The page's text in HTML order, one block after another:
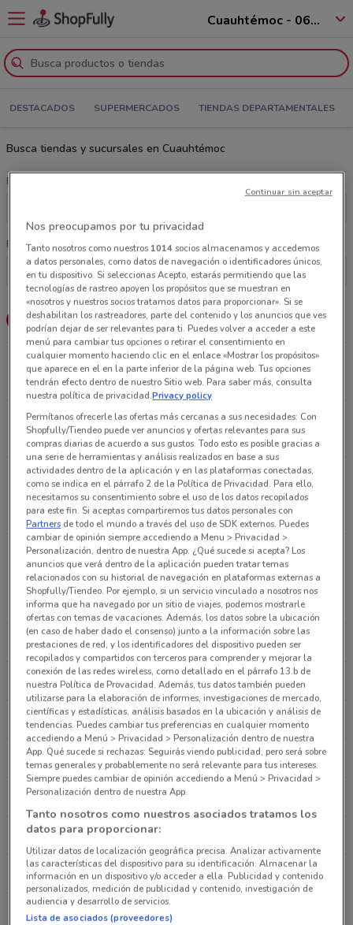
Cuauhtémoc - 06880
DESTACADOS SUPERMERCADOS TIENDAS DEPARTAMENTALES
Busca tiendas y sucursales en Cuauhtémoc
Elige una categoría
Busca una cadena
Lista Mapa
Bolivar No. 482 Col. Algarin Ciudad De México
126 m
Calle Bolivar No. 574 Ciudad De México
128 m
Bolivar 595 Alamos - Local. 2-A Calle Simon
Bolibar y Alfonso XIII Ciudad De México
202 m
Isabela catolica No. 500B Ciudad De México
238 m
3 Sur (Jose Peon Contreras), 56 Ciudad De México
252 m
Bolivar 457 Acc. B Ciudad De México
271 m
Enrique F. Granados # 6, Local E, Col. Algarín
Cuauhtémoc (cdmx)
279 m
Enrique F Granados COL. ALGARIN ENTRE
ESQUINA JUAN HERNANDEZ Y DAVALOS Ciudad
De México
279 m
Esparta 2 Esquina Con Eje Central Benito Juárez
(cdmx)
Cadenas más cercanas con ofertas vigentes
STEREN WALMART
OFFICE DEPOT COPPEL
CHEDRAUI TELCEL
SORIANA HÍPER CITY CLUB
FRESKO SORIANA SÚPER
SORIANA MERCADO
CASA LEY
PULL & BEAR
Nos preocupamos por tu privacidad
Tanto nosotros como nuestros 1014socios almacenamos y accedemos
a datos personales, como datos de navegación o identificadores únicos,
en tu dispositivo. Si seleccionas Acepto, estarás permitiendo que las
tecnologías de rastreo apoyen los propósitos que se muestran en
«nosotros y nuestros socios tratamos datos para proporcionar». Si se
deshabilitan los rastreadores, parte del contenido y los anuncios que ves
podrían dejar de ser relevantes para ti. Puedes volver a acceder a este
menú para cambiar tus opciones o retirar el consentimiento en
cualquier momento haciendo clic en el enlace «Mostrar los propósitos»
que aparece en el en la parte inferior de la página web. Tus opciones
tendrán efecto dentro de nuestro Sitio web. Para saber más, consulta
nuestra política de privacidad.Privacy policy
Permítanos ofrecerle las ofertas más cercanas a sus necesidades: Con
Shopfully/Tiendeo puede ver anuncios y ofertas relevantes para sus
compras diarias de acuerdo a sus gustos. Todo esto es posible gracias a
una serie de herramientas y análisis realizados en base a sus
actividades dentro de la aplicación y en las plataformas conectadas,
como se indica en el párrafo 2 de la Política de Privacidad. Para ello,
necesitamos su consentimiento sobre el uso de los datos recopilados
para este fin. Si aceptas compartiremos tus datos personales con
Partners de todo el mundo a través del uso de SDK externos. Puedes
cambiar de opinión siempre accediendo a Menu > Privacidad >
Personalización, dentro de nuestra App. ¿Qué sucede si acepta? Los
anuncios que verá dentro de la aplicación pueden tratar temas
relacionados con su historial de navegación en plataformas externas a
Shopfully/Tiendeo. Por ejemplo, si un servicio vinculado a nosotros nos
informa que ha navegado por un sitio de viajes, podemos mostrarle
ofertas con temas de vacaciones. Además, los datos sobre la ubicación
(en caso de haber dado el consenso) junto a la información sobre las
prestaciones de red, y los identificadores del dispositivo pueden ser
recopilados y compartidos con terceros para comprender y mejorar la
conexión de las redes wireless, como detallado en el párrafo 13.b de
nuestra Política de Provacidad. Además, tus datos también pueden
utilizarse para la elaboración de informes, investigaciones de mercado,
científicas y estadísticas, análisis basados en la ubicación y análisis de
tendencias. Puedes cambiar tus preferencias en cualquier momento
accediendo a Menú > Privacidad > Personalización dentro de nuestra
App. Qué sucede si rechazas: Seguirás viendo publicidad, pero será sobre
temas generales y probablemente no será relevante para tus intereses.
Siempre puedes cambiar de opinión accediendo a Menú > Privacidad >
Personalización dentro de nuestra App.
Tanto nosotros como nuestros asociados tratamos los
datos para proporcionar:
Utilizar datos de localización geográfica precisa. Analizar activamente
las características del dispositivo para su identificación. Almacenar la
información en un dispositivo y/o acceder a ella. Publicidad y contenido
personalizados, medición de publicidad y contenido, investigación de
audiencia y desarrollo de servicios.
Lista de asociados (proveedores)
Continuar sin aceptar